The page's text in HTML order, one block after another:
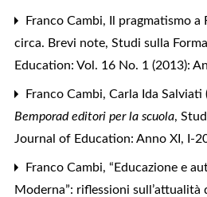
Franco Cambi,
Il pragmatismo
circa. Brevi note, Studi sulla
Education: Vol. 16 No. 1 (2013):
Franco Cambi, Carla Ida Salviati
Bemporad editori per la scuola,
Journal of Education: Anno XI, I-
Franco Cambi, “Educazione e
Moderna”: riflessioni